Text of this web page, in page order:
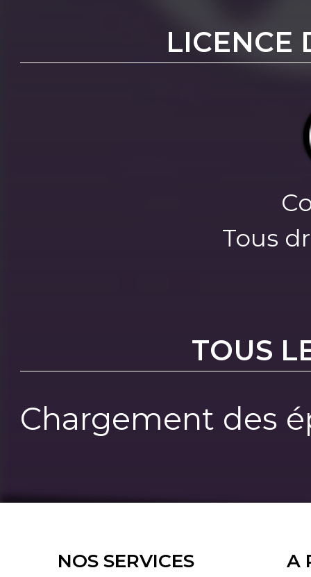
LICENCE
Tous
TOUS
Chargement des
NOS SERVICES A